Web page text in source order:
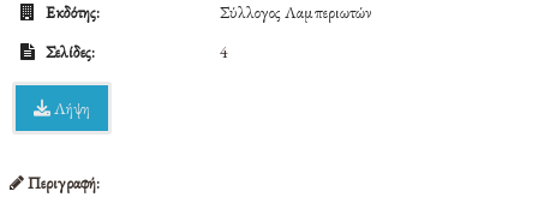
Εκδότης:
Σύλλογος Λαμπεριωτών
Σελίδες:
4
Λήψη
Περιγραφή: